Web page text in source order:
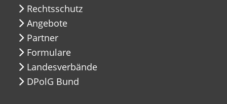
Rechtsschutz
Angebote
Partner
Formulare
Landesverbände
DPolG Bund